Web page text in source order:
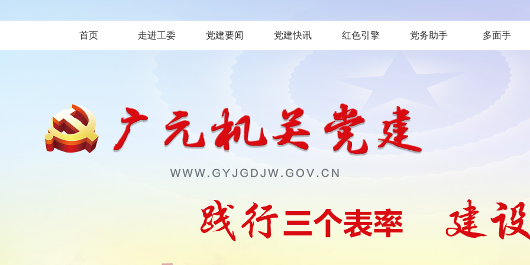
首页 走进工委 党建要闻 党建快讯 红色引擎 党务助手 多面手